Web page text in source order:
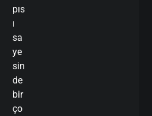
pıs
ı
sa
ye
sin
de
bir
ço